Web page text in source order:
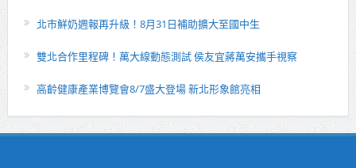
北市鮮奶週報再升級！8月31日補助擴大至國中生
雙北合作里程碑！萬大線動態測試 侯友宜蔣萬安攜手視察
高齡健康產業博覽會8/7盛大登場 新北形象館亮相